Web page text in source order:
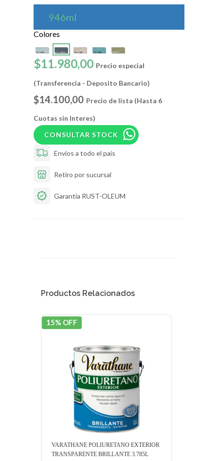
946ml
Colores
$11.980,00 Precio especial
(Transferencia - Deposito Bancario)
$14.100,00 Precio de lista (Hasta 6
Cuotas sin Interes)
CONSULTAR STOCK
Envíos a todo el país
Retiro por sucursal
Garantía RUST-OLEUM
Productos Relacionados
15% OFF
VARATHANE POLIURETANO EXTERIOR
TRANSPARENTE BRILLANTE 3.785L